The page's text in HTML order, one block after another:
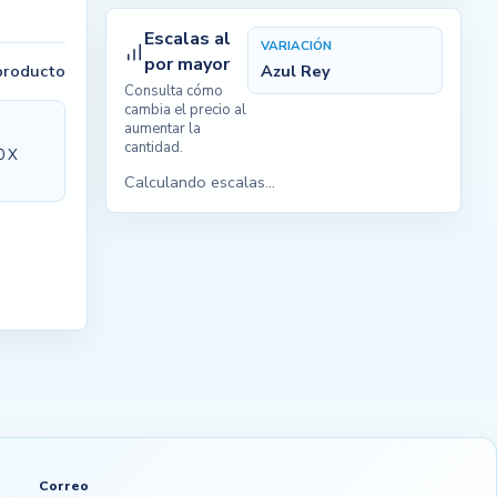
X
Escalas al
por mayor
Consulta cómo
cambia el precio al
aumentar la
cantidad.
VARIACIÓN
Azul Rey
Calculando escalas...
Correo